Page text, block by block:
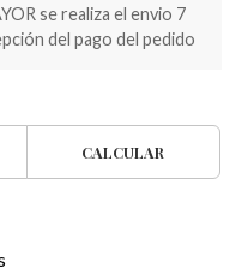
se realiza el envio 7
del pago del pedido
CALCULAR